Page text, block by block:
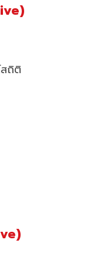
สถิติ